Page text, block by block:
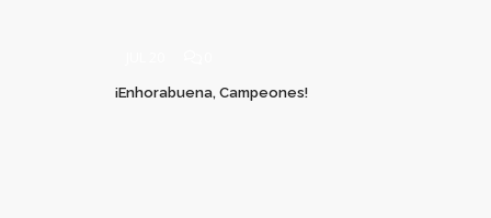
¡Enhorabuena, Campeones!